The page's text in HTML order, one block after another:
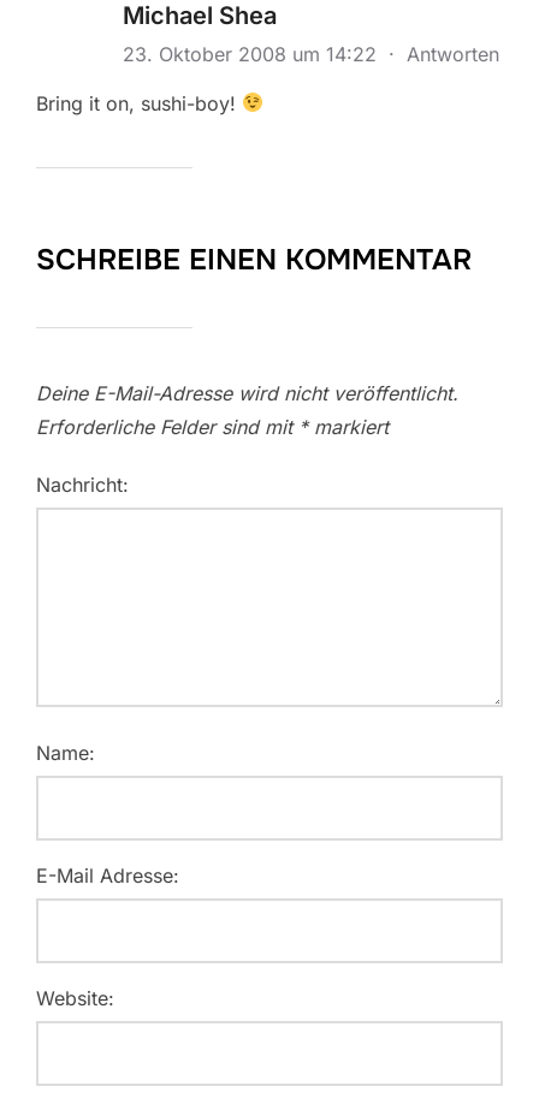
Michael Shea
23. Oktober 2008 um 14:22 · Antworten
Bring it on, sushi-boy!
SCHREIBE EINEN KOMMENTAR
Deine E-Mail-Adresse wird nicht veröffentlicht.
Erforderliche Felder sind mit *markiert
Nachricht:
Name:
E-Mail Adresse:
Website: